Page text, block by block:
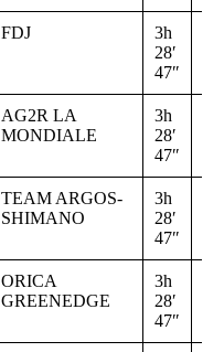
FDJ
3h
28′
47″
AG2R LA
MONDIALE
3h
28′
47″
TEAM ARGOS-
SHIMANO
3h
28′
47″
ORICA
GREENEDGE
3h
28′
47″